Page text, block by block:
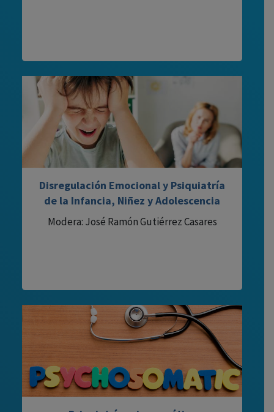
Disregulación Emocional y Psiquiatría
de la Infancia, Niñez y Adolescencia
Modera: José Ramón Gutiérrez Casares